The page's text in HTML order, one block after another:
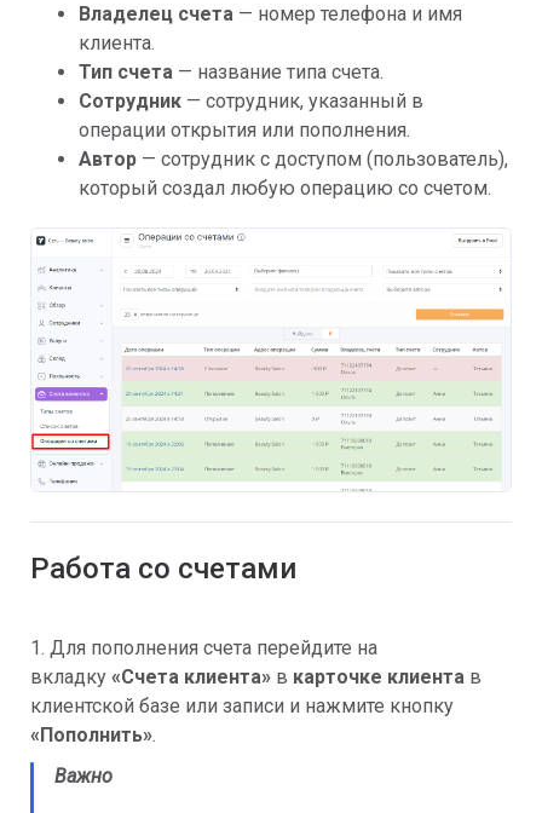
Владелец счета — номер телефона и имя
клиента.
Тип счета — название типа счета.
Сотрудник — сотрудник, указанный в
операции открытия или пополнения.
Автор — сотрудник с доступом (пользователь),
который создал любую операцию со счетом.
Работа со счетами
1. Для пополнения счета перейдите на
вкладку «Счета клиента» в карточке клиента в
клиентской базе или записи и нажмите кнопку
« Пополнить».
Важно